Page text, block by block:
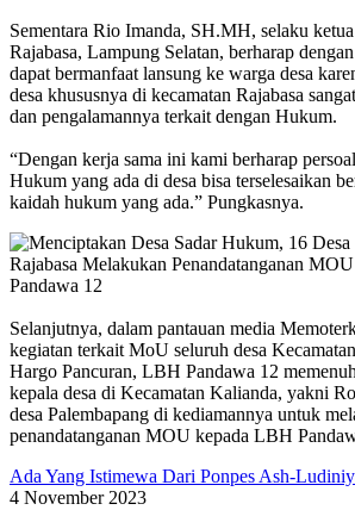
‎Sementara Rio Imanda, SH.MH, selaku
Rajabasa, Lampung Selatan, berharap
dapat bermanfaat lansung ke warga desa
desa khususnya di kecamatan Rajabasa
dan pengalamannya terkait dengan Hukum.
‎“Dengan kerja sama ini kami berharap
Hukum yang ada di desa bisa terselesaikan
kaidah hukum yang ada.” Pungkasnya.
‎Selanjutnya, dalam pantauan media
kegiatan terkait MoU seluruh desa
Hargo Pancuran, LBH Pandawa 12
kepala desa di Kecamatan Kalianda, yakni
desa Palembapang di kediamannya untuk
penandatanganan MOU kepada LBH
Ada Yang Istimewa Dari Ponpes Ash-
4 November 2023